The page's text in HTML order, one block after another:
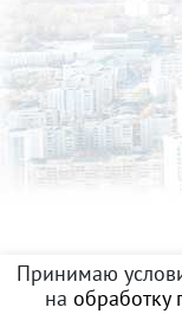
Принимаю
на обработку